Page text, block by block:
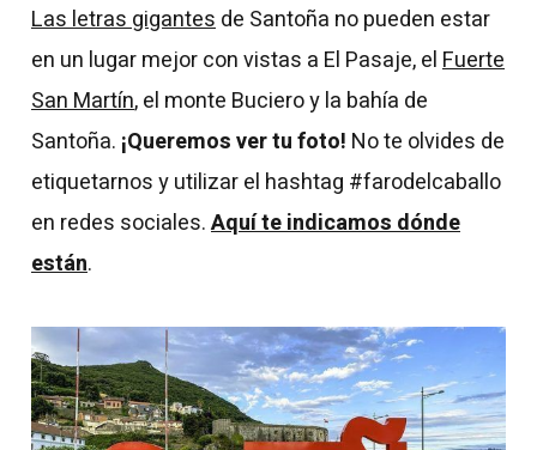
Las letras gigantesde Santoña no pueden estar
en un lugar mejor con vistas a El Pasaje, elFuerte
San Martín, el monte Buciero y la bahía de
Santoña. ¡Queremos ver tu foto! No te olvides de
etiquetarnos y utilizar el hashtag #farodelcaballo
en redes sociales.Aquí te indicamos dónde
están.